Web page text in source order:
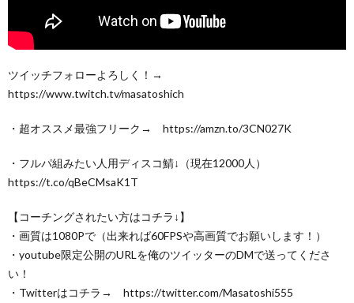
ツイッチフォローよろしく！→
https://www.twitch.tv/masatoshich
・超オススメ最強フリーク→ https://amzn.to/3CN027K
・フルパ組みたい人用ディスコ鯖↓（現在12000人）
https://t.co/qBeCMsaK1T
【コーチングされたい方はコチラ↓】
・画質は1080Pで（出来れば60FPSや高画質でお願いします！）
・youtube限定公開のURLを俺のツイッターのDMで送ってくださ
い！
・Twitterはコチラ→ https://twitter.com/Masatoshi555